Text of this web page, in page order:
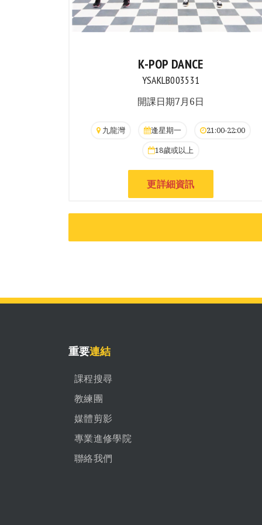
K-POP DANCE
YSAKLB003531
開課日期7月6日
九龍灣 逢星期一
21:00-22:00
18歲或以上
更詳細資訊
重要連結
課程搜尋
教練團
媒體剪影
專業進修學院
聯絡我們